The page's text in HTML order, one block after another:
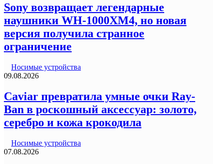
Sony возвращает легендарные
наушники WH-1000XM4, но новая
версия получила странное
ограничение
Носимые устройства
09.08.2026
Caviar превратила умные очки Ray-
Ban в роскошный аксессуар: золото,
серебро и кожа крокодила
Носимые устройства
07.08.2026